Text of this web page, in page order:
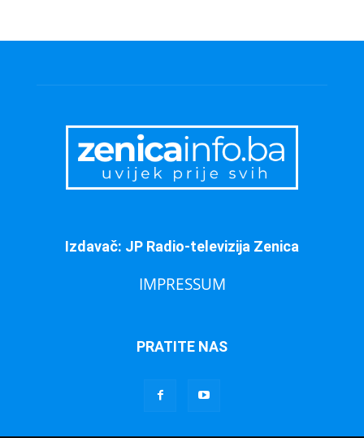
Izdavač: JP Radio-televizija Zenica
IMPRESSUM
PRATITE NAS